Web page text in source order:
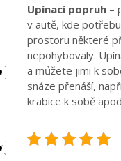
Upínací popruh–
v autě, kde
prostoru některé
nepohybovaly.
a můžete jimi k
snáze přenáší,
krabice k sobě